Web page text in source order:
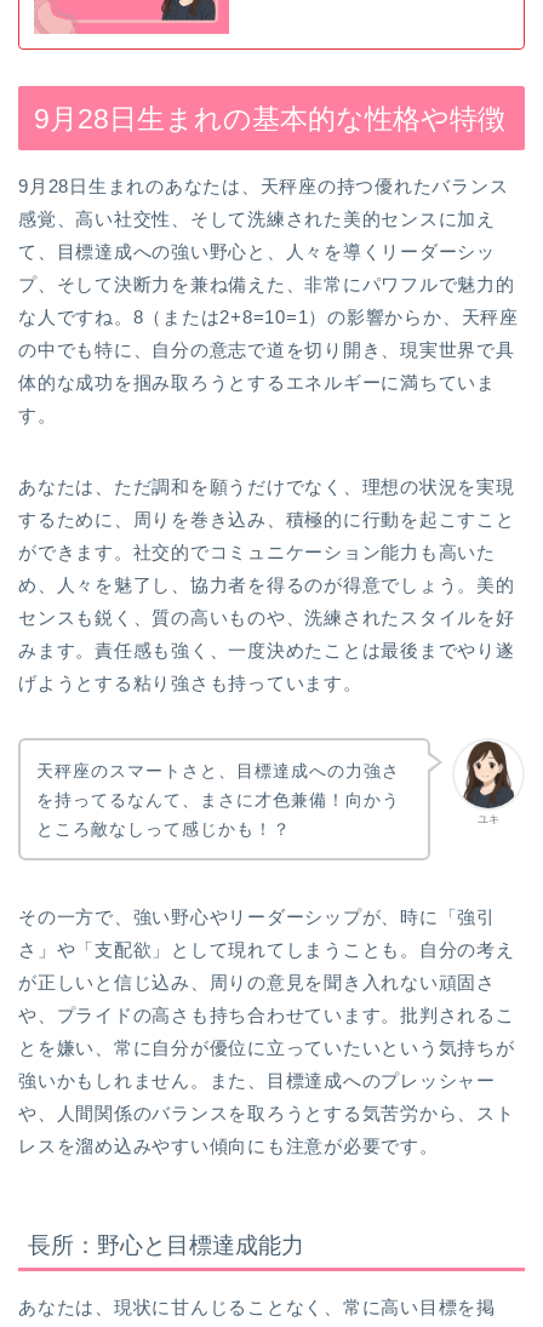
9月28日生まれの基本的な性格や特徴
9月28日生まれのあなたは、天秤座の持つ優れたバランス
感覚、高い社交性、そして洗練された美的センスに加え
て、目標達成への強い野心と、人々を導くリーダーシッ
プ、そして決断力を兼ね備えた、非常にパワフルで魅力的
な人ですね。8（または2+8=10=1）の影響からか、天秤座
の中でも特に、自分の意志で道を切り開き、現実世界で具
体的な成功を掴み取ろうとするエネルギーに満ちていま
す。
あなたは、ただ調和を願うだけでなく、理想の状況を実現
するために、周りを巻き込み、積極的に行動を起こすこと
ができます。社交的でコミュニケーション能力も高いた
め、人々を魅了し、協力者を得るのが得意でしょう。美的
センスも鋭く、質の高いものや、洗練されたスタイルを好
みます。責任感も強く、一度決めたことは最後までやり遂
げようとする粘り強さも持っています。
ユキ
天秤座のスマートさと、目標達成への力強さ
を持ってるなんて、まさに才色兼備！向かう
ところ敵なしって感じかも！？
その一方で、強い野心やリーダーシップが、時に「強引
さ」や「支配欲」として現れてしまうことも。自分の考え
が正しいと信じ込み、周りの意見を聞き入れない頑固さ
や、プライドの高さも持ち合わせています。批判されるこ
とを嫌い、常に自分が優位に立っていたいという気持ちが
強いかもしれません。また、目標達成へのプレッシャー
や、人間関係のバランスを取ろうとする気苦労から、スト
レスを溜め込みやすい傾向にも注意が必要です。
長所：野心と目標達成能力
あなたは、現状に甘んじることなく、常に高い目標を掲